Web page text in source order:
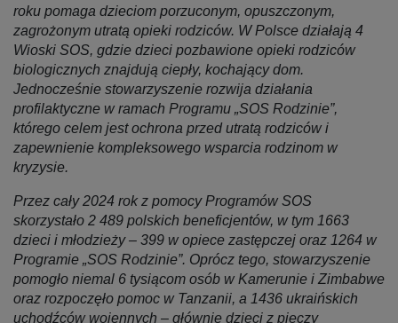
roku pomaga dzieciom porzuconym, opuszczonym,
zagrożonym utratą opieki rodziców. W Polsce działają 4
Wioski SOS, gdzie dzieci pozbawione opieki rodziców
biologicznych znajdują ciepły, kochający dom.
Jednocześnie stowarzyszenie rozwija działania
profilaktyczne w ramach Programu „SOS Rodzinie”,
którego celem jest ochrona przed utratą rodziców i
zapewnienie kompleksowego wsparcia rodzinom w
kryzysie.
Przez cały 2024 rok z pomocy Programów SOS
skorzystało 2 489 polskich beneficjentów, w tym 1663
dzieci i młodzieży – 399 w opiece zastępczej oraz 1264 w
Programie „SOS Rodzinie”. Oprócz tego, stowarzyszenie
pomogło niemal 6 tysiącom osób w Kamerunie i Zimbabwe
oraz rozpoczęło pomoc w Tanzanii, a 1436 ukraińskich
uchodźców wojennych – głównie dzieci z pieczy